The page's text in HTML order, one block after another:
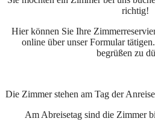
richtig!
Hier können Sie Ihre
online über unser Formular
begrüßen zu
Die Zimmer stehen am Tag der
Am Abreisetag sind die Zimmer